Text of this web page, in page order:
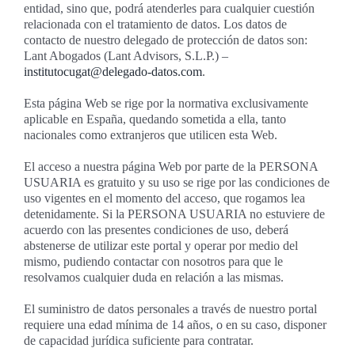
entidad, sino que, podrá atenderles para cualquier cuestión
relacionada con el tratamiento de datos. Los datos de
contacto de nuestro delegado de protección de datos son:
Lant Abogados (Lant Advisors, S.L.P.) –
institutocugat@delegado-datos.com.
Esta página Web se rige por la normativa exclusivamente
aplicable en España, quedando sometida a ella, tanto
nacionales como extranjeros que utilicen esta Web.
El acceso a nuestra página Web por parte de la PERSONA
USUARIA es gratuito y su uso se rige por las condiciones de
uso vigentes en el momento del acceso, que rogamos lea
detenidamente. Si la PERSONA USUARIA no estuviere de
acuerdo con las presentes condiciones de uso, deberá
abstenerse de utilizar este portal y operar por medio del
mismo, pudiendo contactar con nosotros para que le
resolvamos cualquier duda en relación a las mismas.
El suministro de datos personales a través de nuestro portal
requiere una edad mínima de 14 años, o en su caso, disponer
de capacidad jurídica suficiente para contratar.